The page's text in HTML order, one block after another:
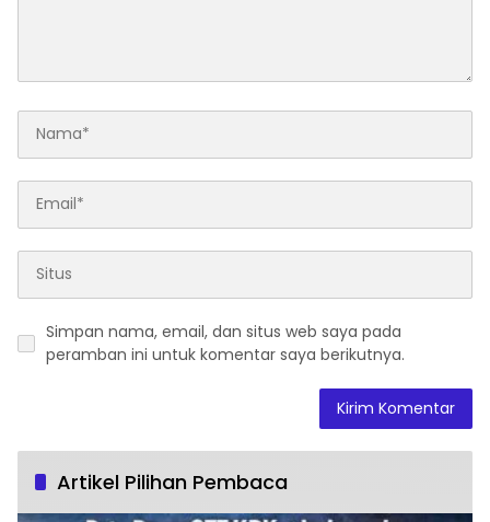
Simpan nama, email, dan situs web saya pada
peramban ini untuk komentar saya berikutnya.
Artikel Pilihan Pembaca